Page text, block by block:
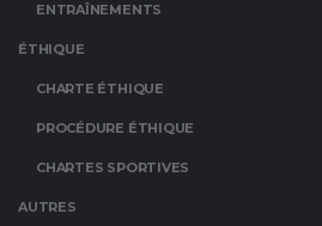
ENTRAÎNEMENTS
ÉTHIQUE
CHARTE ÉTHIQUE
PROCÉDURE ÉTHIQUE
CHARTES SPORTIVES
AUTRES